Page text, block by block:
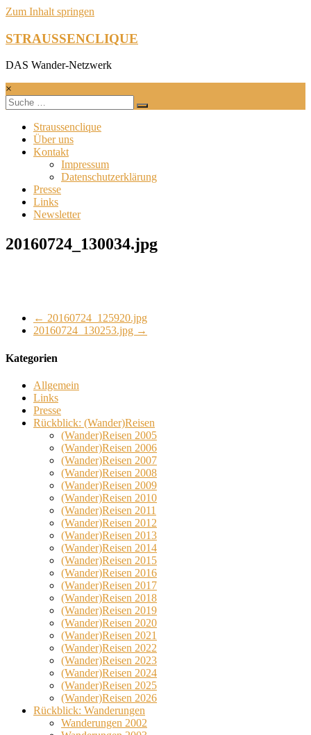
Zum Inhalt springen
STRAUSSENCLIQUE
DAS Wander-Netzwerk
×
Straussenclique
Über uns
Kontakt
Impressum
Datenschutzerklärung
Presse
Links
Newsletter
20160724_130034.jpg
← 20160724_125920.jpg
20160724_130253.jpg →
Kategorien
Allgemein
Links
Presse
Rückblick: (Wander)Reisen
(Wander)Reisen 2005
(Wander)Reisen 2006
(Wander)Reisen 2007
(Wander)Reisen 2008
(Wander)Reisen 2009
(Wander)Reisen 2010
(Wander)Reisen 2011
(Wander)Reisen 2012
(Wander)Reisen 2013
(Wander)Reisen 2014
(Wander)Reisen 2015
(Wander)Reisen 2016
(Wander)Reisen 2017
(Wander)Reisen 2018
(Wander)Reisen 2019
(Wander)Reisen 2020
(Wander)Reisen 2021
(Wander)Reisen 2022
(Wander)Reisen 2023
(Wander)Reisen 2024
(Wander)Reisen 2025
(Wander)Reisen 2026
Rückblick: Wanderungen
Wanderungen 2002